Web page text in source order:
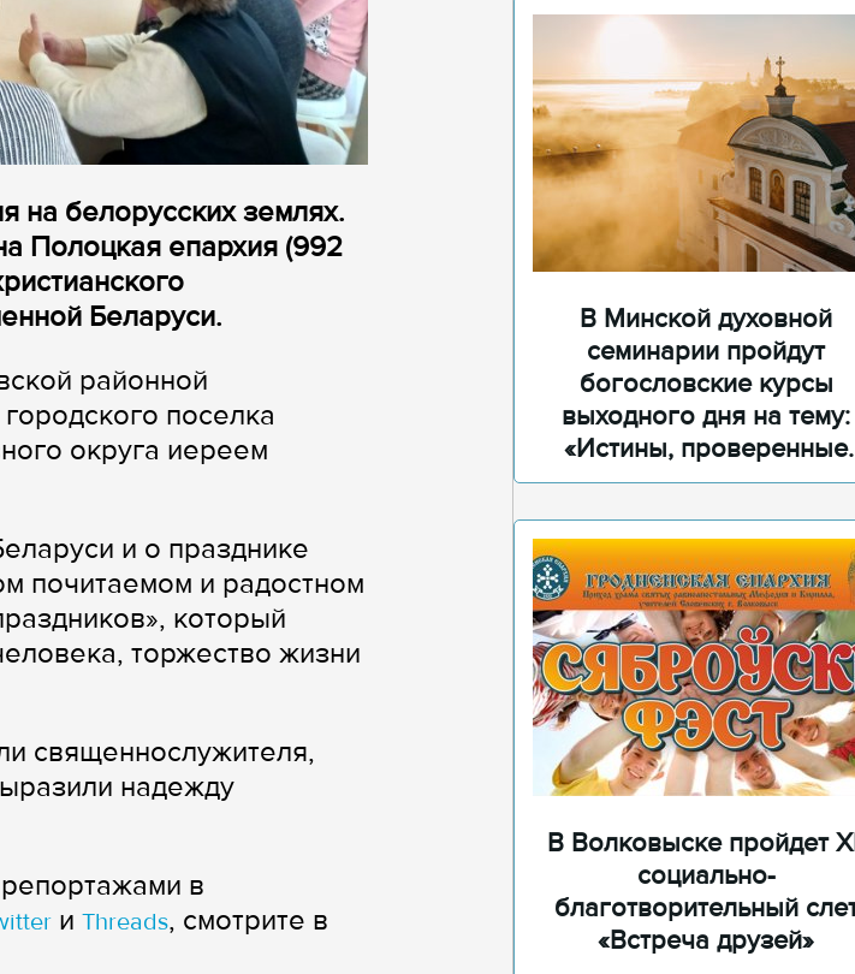
на белорусских землях.
Полоцкая епархия (992
Беларуси.
районной
поселка
округа иереем
и о празднике
почитаемом и радостном
который
торжество жизни
священнослужителя,
надежду
в
и Threads, смотрите в
В Минской духовной
семинарии пройдут
богословские курсы
выходного дня на тему:
«Истины, проверенные
временем»
В Волковыске пройдет
социально-
благотворительный
«Встреча друзей»